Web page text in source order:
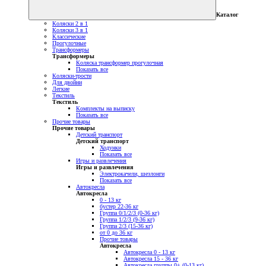
Каталог
Коляски 2 в 1
Коляски 3 в 1
Классические
Прогулочные
Трансформеры
Трансформеры
Коляска трансформер прогулочная
Показать все
Коляски-трости
Для двойни
Легкие
Текстиль
Текстиль
Комплекты на выписку
Показать все
Прочие товары
Прочие товары
Детский транспорт
Детский транспорт
Ходунки
Показать все
Игры и развлечения
Игры и развлечения
Электрокачели, шезлонги
Показать все
Автокресла
Автокресла
0 - 13 кг
бустер 22-36 кг
Группа 0/1/2/3 (0-36 кг)
Группа 1/2/3 (9-36 кг)
Группа 2/3 (15-36 кг)
от 0 до 36 кг
Прочие товары
Автокресла
Автокресла 0 - 13 кг
Автокресла 15 - 36 кг